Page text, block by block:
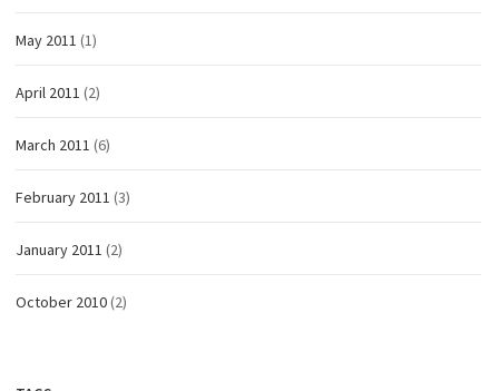
May 2011 (1)
April 2011 (2)
March 2011 (6)
February 2011 (3)
January 2011 (2)
October 2010(2)